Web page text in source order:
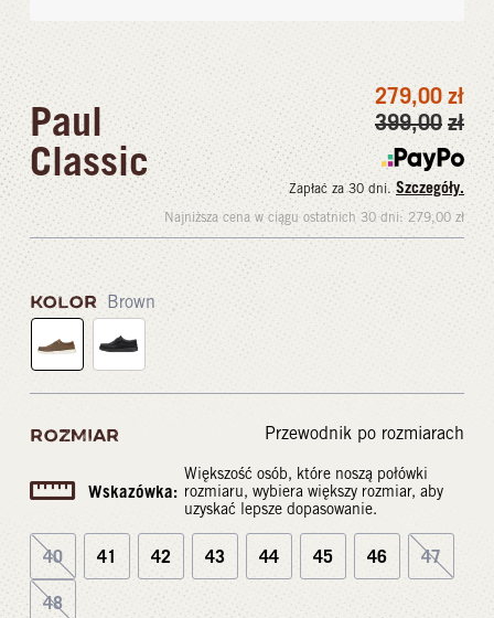
Paul
Classic
279,00 zł
399,00 zł
Zapłać za 30 dni.Szczegóły.
Najniższa cena w ciągu ostatnich 30 dni: 279,00 zł
KOLOR Brown
ROZMIAR Przewodnik po rozmiarach
Wskazówka:
Większość osób, które noszą połówki
rozmiaru, wybiera większy rozmiar, aby
uzyskać lepsze dopasowanie.
40 41 42 43 44 45 46 47
48